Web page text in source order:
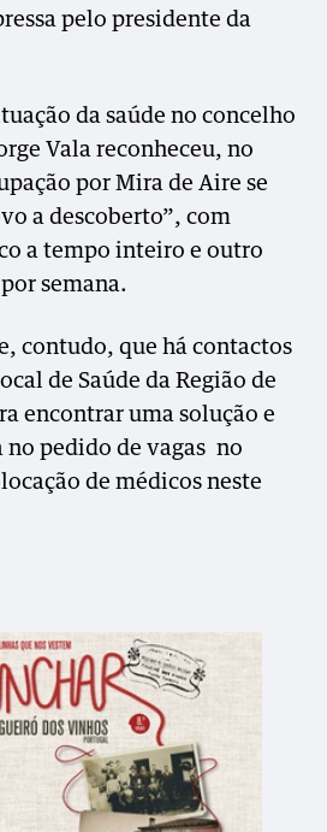
pelo presidente da
da saúde no concelho
Vala reconheceu, no
por Mira de Aire se
a descoberto”, com
a tempo inteiro e outro
semana.
contudo, que há contactos
de Saúde da Região de
encontrar uma solução e
pedido de vagas no
de médicos neste